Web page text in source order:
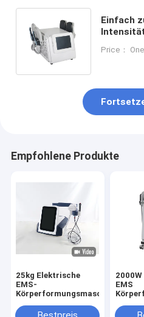
Einfach
effektive
Price：
Empfohlene Produkte
25kg Elektrische
EMS-
Körperformungsmaschine
EMS